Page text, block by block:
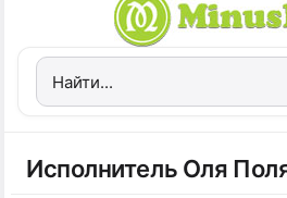
Исполнитель Оля